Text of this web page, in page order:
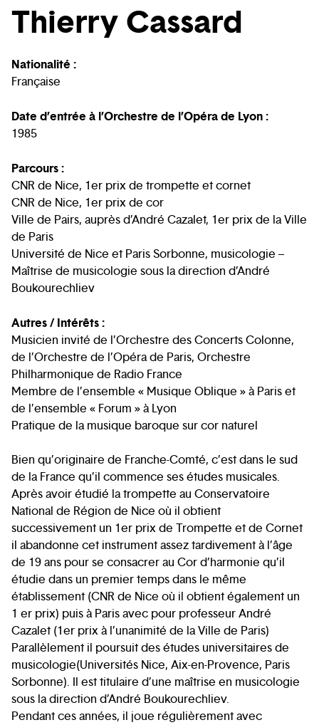
Thierry Cassard
Nationalité :
Française
Date d’entrée à l’Orchestre de l’Opéra de Lyon :
1985
Parcours :
CNR de Nice, 1er prix de trompette et cornet
CNR de Nice, 1er prix de cor
Ville de Pairs, auprès d’André Cazalet, 1er prix de la Ville
de Paris
Université de Nice et Paris Sorbonne, musicologie –
Maîtrise de musicologie sous la direction d’André
Boukourechliev
Autres / Intérêts :
Musicien invité de l’Orchestre des Concerts Colonne,
de l’Orchestre de l’Opéra de Paris, Orchestre
Philharmonique de Radio France
Membre de l’ensemble « Musique Oblique » à Paris et
de l’ensemble « Forum » à Lyon
Pratique de la musique baroque sur cor naturel
Bien qu’originaire de Franche-Comté, c’est dans le sud
de la France qu’il commence ses études musicales.
Après avoir étudié la trompette au Conservatoire
National de Région de Nice où il obtient
successivement un 1er prix de Trompette et de Cornet
il abandonne cet instrument assez tardivement à l’âge
de 19 ans pour se consacrer au Cor d’harmonie qu’il
étudie dans un premier temps dans le même
établissement (CNR de Nice où il obtient également un
1 er prix) puis à Paris avec pour professeur André
Cazalet (1er prix à l’unanimité de la Ville de Paris)
Parallèlement il poursuit des études universitaires de
musicologie(Universités Nice, Aix-en-Provence, Paris
Sorbonne). Il est titulaire d’une maîtrise en musicologie
sous la direction d’André Boukourechliev.
Pendant ces années, il joue régulièrement avec